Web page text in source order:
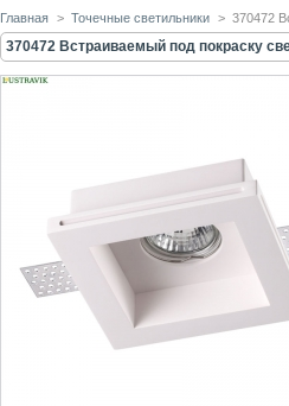
Главная > Точечные светильники > 370472
370472 Встраиваемый под покраску